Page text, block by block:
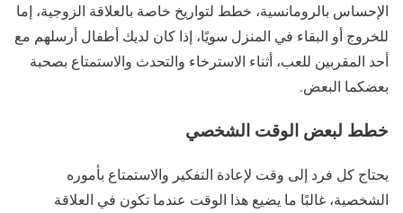
الإحساس بالرومانسية، خطط لتواريخ خاصة بالعلاقة الزوجية، إما
للخروج أو البقاء في المنزل سويًا، إذا كان لديك أطفال أرسلهم مع
أحد المقربين للعب، أثناء الاسترخاء والتحدث والاستمتاع بصحبة
بعضكما البعض.
خطط لبعض الوقت الشخصي
يحتاج كل فرد إلى وقت لإعادة التفكير والاستمتاع بأموره
الشخصية، غالبًا ما يضيع هذا الوقت عندما تكون في العلاقة